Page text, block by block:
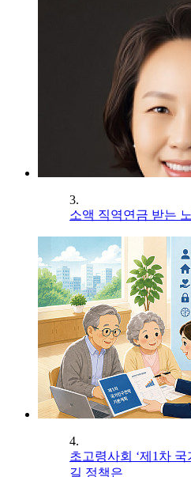
3.
소액 직역연금 받는
4.
초고령사회 ‘제1차
길 정책은